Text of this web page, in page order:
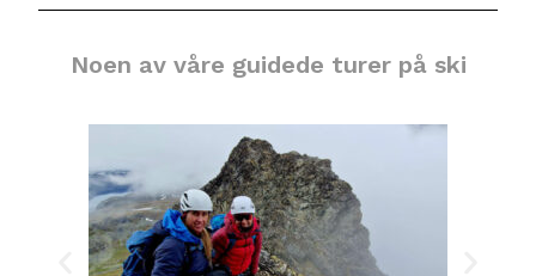
Noen av våre guidede turer på ski